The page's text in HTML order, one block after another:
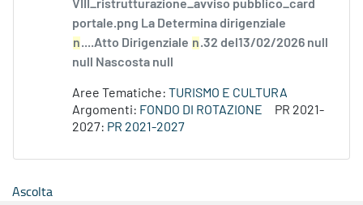
VIII_ristrutturazione_avviso pubblico_card
portale.png La Determina dirigenziale
n....Atto Dirigenziale n.32 del13/02/2026 null
null Nascosta null
Aree Tematiche: TURISMO E CULTURA
Argomenti: FONDO DI ROTAZIONE
PR 2021-
2027: PR 2021-2027
Ascolta